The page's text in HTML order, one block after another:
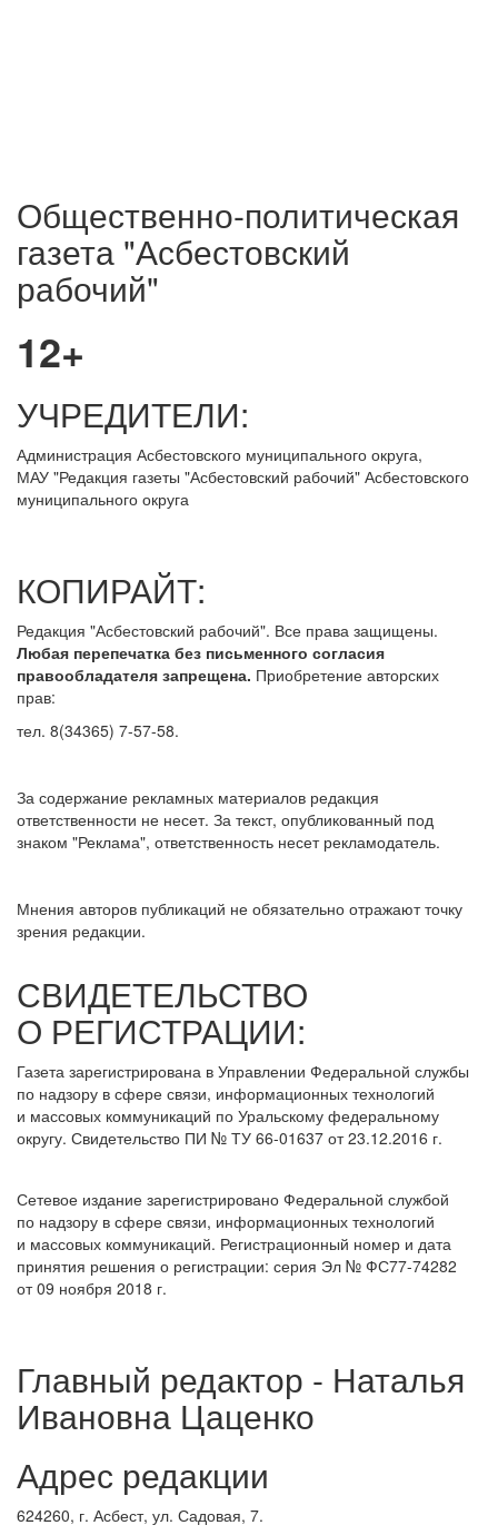
Общественно-политическая
газета "Асбестовский
рабочий"
12+
УЧРЕДИТЕЛИ:
Администрация Асбестовского муниципального округа,
МАУ"Редакция газеты "Асбестовский рабочий" Асбестовского
муниципального округа
КОПИРАЙТ:
Редакция "Асбестовский рабочий". Все права защищены.
Любая перепечатка без письменного согласия
правообладателя запрещена. Приобретение авторских
прав:
тел. 8(34365) 7-57-58.
За содержание рекламных материалов редакция
ответственности не несет. За текст, опубликованный под
знаком "Реклама", ответственность несет рекламодатель.
Мнения авторов публикаций не обязательно отражают точку
зрения редакции.
СВИДЕТЕЛЬСТВО
О РЕГИСТРАЦИИ:
Газета зарегистрирована в Управлении Федеральной службы
по надзору в сфере связи, информационных технологий
и массовых коммуникаций по Уральскому федеральному
округу. Свидетельство ПИ № ТУ 66-01637 от 23.12.2016 г.
Сетевое издание зарегистрировано Федеральной службой
по надзору в сфере связи, информационных технологий
и массовых коммуникаций. Регистрационный номер и дата
принятия решения о регистрации: серия Эл № ФС77-74282
от 09 ноября 2018 г.
Главный редактор - Наталья
Ивановна Цаценко
Адрес редакции
624260, г. Асбест, ул. Садовая, 7.